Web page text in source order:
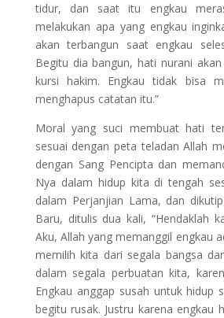
tidur, dan saat itu engkau
melakukan apa yang engkau
akan terbangun saat engkau
Begitu dia bangun, hati nurani
kursi hakim. Engkau tidak bisa
menghapus catatan itu.”
Moral yang suci membuat hati
sesuai dengan peta teladan Allah
dengan Sang Pencipta dan
Nya dalam hidup kita di tengah
dalam Perjanjian Lama, dan
Baru, ditulis dua kali, “Hendaklah
Aku, Allah yang memanggil engkau
memilih kita dari segala bangsa
dalam segala perbuatan kita,
Engkau anggap susah untuk hidup
begitu rusak. Justru karena engkau